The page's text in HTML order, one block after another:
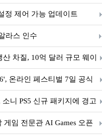
벤트 실시!
정 제어 가능 업데이트
라스 인수
차질, 10억 달러 규모 웨이
온라인 페스티벌 7일 공식
니 PS5 신규 패키지에 경고
임 전문관 AI Games 오픈